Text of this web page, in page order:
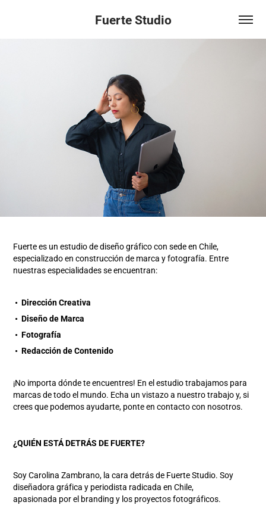
Fuerte Studio
Fuerte es un estudio de diseño gráfico con sede en Chile,
especializado en construcción de marca y fotografía. Entre
nuestras especialidades se encuentran:
• Dirección Creativa
• Diseño de Marca
• Fotografía
• Redacción de Contenido
¡No importa dónde te encuentres! En el estudio trabajamos para
marcas de todo el mundo. Echa un vistazo a nuestro trabajo y, si
crees que podemos ayudarte, ponte en contacto con nosotros.
¿QUIÉN ESTÁ DETRÁS DE FUERTE?
Soy Carolina Zambrano, la cara detrás de Fuerte Studio. Soy
diseñadora gráfica y periodista radicada en Chile,
apasionada por el branding y los proyectos fotográficos.